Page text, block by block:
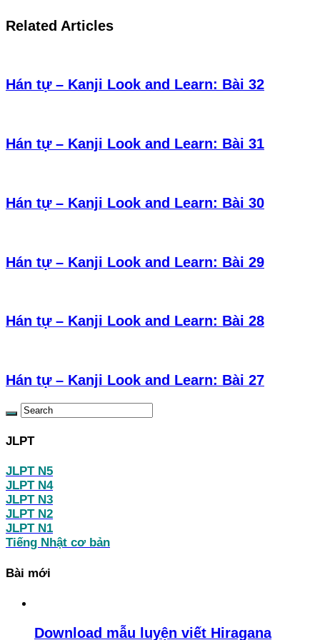
Related Articles
Hán tự – Kanji Look and Learn: Bài 32
Hán tự – Kanji Look and Learn: Bài 31
Hán tự – Kanji Look and Learn: Bài 30
Hán tự – Kanji Look and Learn: Bài 29
Hán tự – Kanji Look and Learn: Bài 28
Hán tự – Kanji Look and Learn: Bài 27
JLPT
JLPT N5
JLPT N4
JLPT N3
JLPT N2
JLPT N1
Tiếng Nhật cơ bản
Bài mới
Download mẫu luyện viết Hiragana